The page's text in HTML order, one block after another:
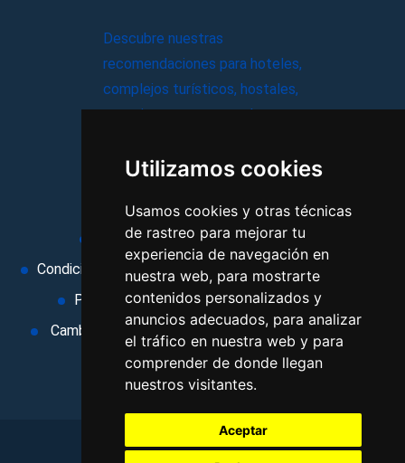
Utilizamos cookies
Usamos cookies y otras técnicas
de rastreo para mejorar tu
experiencia de navegación en
nuestra web, para mostrarte
contenidos personalizados y
anuncios adecuados, para analizar
el tráfico en nuestra web y para
comprender de donde llegan
nuestros visitantes.
Aceptar
Descubre nuestras
recomendaciones para hoteles,
complejos turísticos, hostales,
vacaciones, paquetes de
Aviso legal
Condiciones de uso
Condiciones Generales
Ley de Viajes Combinados
Política de privacidad
Uso de cookies
Cambiar preferencias de cookies
Area privada
Contacto